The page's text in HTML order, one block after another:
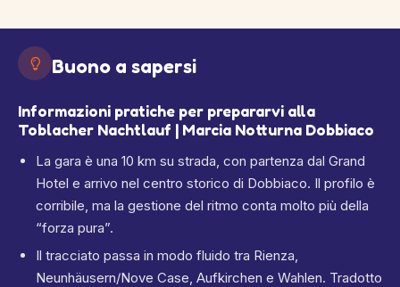
Buono a sapersi
Informazioni pratiche per prepararvi alla
Toblacher Nachtlauf | Marcia Notturna Dobbiaco
La gara è una 10 km su strada, con partenza dal Grand
Hotel e arrivo nel centro storico di Dobbiaco. Il profilo è
corribile, ma la gestione del ritmo conta molto più della
“forza pura”.
Il tracciato passa in modo fluido tra Rienza,
Neunhäusern/Nove Case, Aufkirchen e Wahlen. Tradotto